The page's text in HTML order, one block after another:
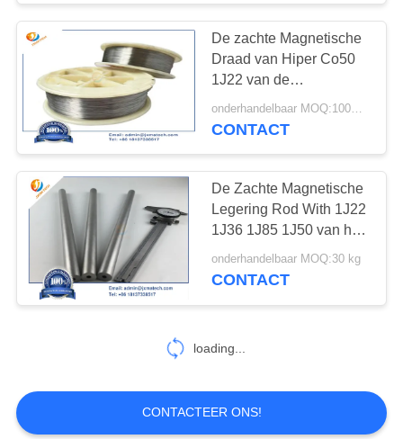
de legering van het
wolframrhenium
9
Flens en
18
De zachte Magnetische
Draad van Hiper Co50
1J22 van de
Precisielegering voor
Magnetische Leider
onderhandelbaar MOQ:100KGS
CONTACT
De Zachte Magnetische
Legering Rod With 1J22
1J36 1J85 1J50 van het
ijzerkobalt
onderhandelbaar MOQ:30 kg
CONTACT
loading...
CONTACTEER ONS!